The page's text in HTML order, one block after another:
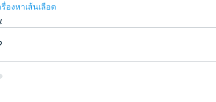
รื่องหาเส้นเลือด